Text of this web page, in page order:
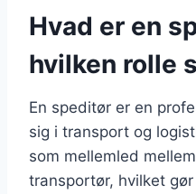
Hvad er en
hvilken rolle
En speditør er en
sig i transport og
som mellemled
transportør, hvilket